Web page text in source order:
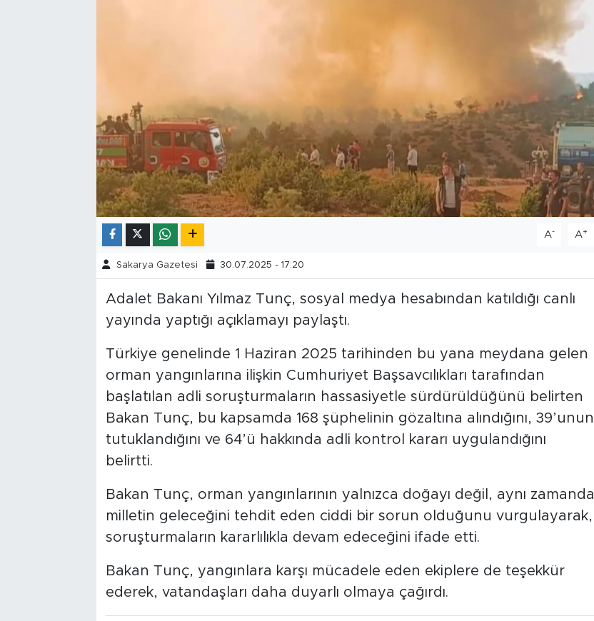
A- A+
Sakarya Gazetesi 30.07.2025 - 17:20
Adalet Bakanı Yılmaz Tunç, sosyal medya hesabından katıldığı canlı
yayında yaptığı açıklamayı paylaştı.
Türkiye genelinde 1 Haziran 2025 tarihinden bu yana meydana gelen
orman yangınlarına ilişkin Cumhuriyet Başsavcılıkları tarafından
başlatılan adli soruşturmaların hassasiyetle sürdürüldüğünü belirten
Bakan Tunç, bu kapsamda 168 şüphelinin gözaltına alındığını, 39’unun
tutuklandığını ve 64’ü hakkında adli kontrol kararı uygulandığını
belirtti.
Bakan Tunç, orman yangınlarının yalnızca doğayı değil, aynı zamanda
milletin geleceğini tehdit eden ciddi bir sorun olduğunu vurgulayarak,
soruşturmaların kararlılıkla devam edeceğini ifade etti.
Bakan Tunç, yangınlara karşı mücadele eden ekiplere de teşekkür
ederek, vatandaşları daha duyarlı olmaya çağırdı.
Foto Şaka
Teknoloji